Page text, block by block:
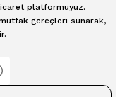
platformuyuz.
mutfak gereçleri sunarak,